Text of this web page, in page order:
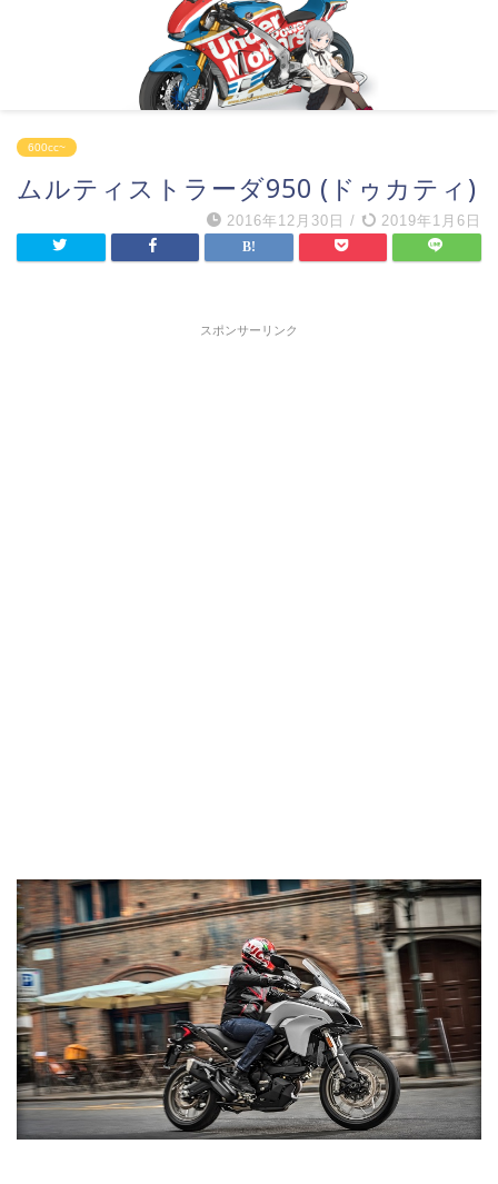
600cc~
ムルティストラーダ950 (ドゥカティ)
2016年12月30日 / 2019年1月6日
スポンサーリンク